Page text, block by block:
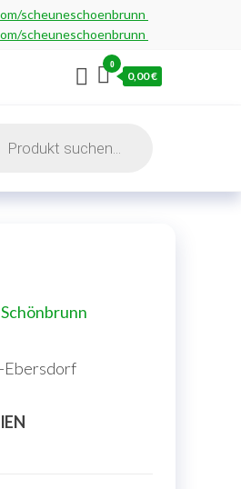
scheuneschoenbrunn
scheuneschoenbrunn
0
0,00 €
Ebersdorf